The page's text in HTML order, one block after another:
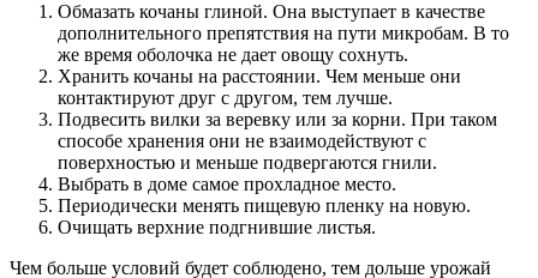
Обмазать кочаны глиной. Она выступает в качестве
дополнительного препятствия на пути микробам. В то
же время оболочка не дает овощу сохнуть.
Хранить кочаны на расстоянии. Чем меньше они
контактируют друг с другом, тем лучше.
Подвесить вилки за веревку или за корни. При таком
способе хранения они не взаимодействуют с
поверхностью и меньше подвергаются гнили.
Выбрать в доме самое прохладное место.
Периодически менять пищевую пленку на новую.
Очищать верхние подгнившие листья.
Чем больше условий будет соблюдено, тем дольше урожай